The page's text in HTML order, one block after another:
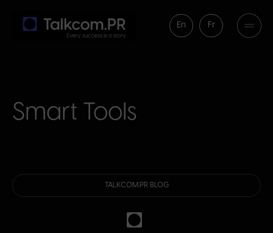
En Fr
Smart Tools
TALKCOM.PR BLOG